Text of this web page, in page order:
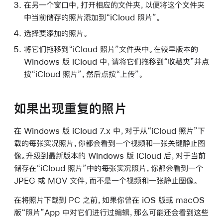
在另一个窗口中，打开相应的文件夹，以便将这个文件夹
中当前储存的照片添加到“iCloud 照片”。
选择要添加的照片。
将它们拖移到“iCloud 照片”文件夹中。在较早版本的
Windows 版 iCloud 中，请将它们拖移到“收藏夹”并点
按“iCloud 照片”，然后点按“上传”。
如果出现重复的照片
在 Windows 版 iCloud 7.x 中，对于从“iCloud 照片”下
载的每张实况照片，你都会看到一个视频和一张关键静止图
像。升级到最新版本的 Windows 版 iCloud 后，对于当前
储存在“iCloud 照片”中的每张实况照片，你都会看到一个
JPEG 或 MOV 文件，而不是一个视频和一张静止图像。
在将照片下载到 PC 之前，如果你曾在 iOS 版或 macOS
版“照片”App 中对它们进行过编辑，那么可能还会看到这些